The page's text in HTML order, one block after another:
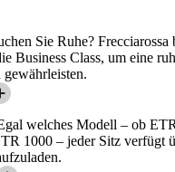
Sie Ruhe? Frecciarossa
Business Class, um eine
welches Modell – ob
1000 – jeder Sitz verfügt